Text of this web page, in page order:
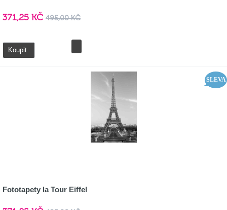
371,25 KČ 495,00 KČ
Koupit
SLEVA
Fototapety la Tour Eiffel